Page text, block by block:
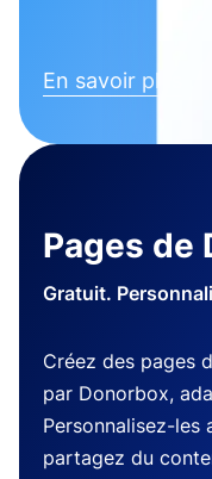
En savoir plus
Pages de
Gratuit.
Créez des pages
par Donorbox,
Personnalisez-les
partagez du